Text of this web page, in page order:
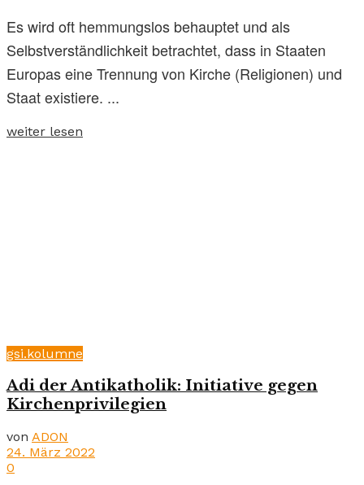
Es wird oft hemmungslos behauptet und als
Selbstverständlichkeit betrachtet, dass in Staaten
Europas eine Trennung von Kirche (Religionen) und
Staat existiere. ...
weiter lesen
gsi.kolumne
Adi der Antikatholik: Initiative gegen
Kirchenprivilegien
von ADON
24. März 2022
0